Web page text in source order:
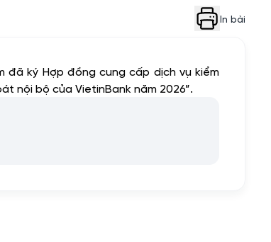
In bài
đã ký Hợp đồng cung cấp dịch vụ kiểm
nội bộ của VietinBank năm 2026”.